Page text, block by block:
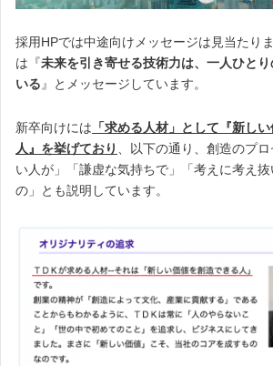
採用HPでは中途向けメッセージは見当たり
は『未来を引き寄せる技術力は、一人ひと
いる 』とメッセージしています。
新卒向けには 「求める人材」として『新し
人』を挙げており
、以下の通り、創造のプ
い人が」「謙虚な気持ちで」「考えに考え
の」とも説明しています。